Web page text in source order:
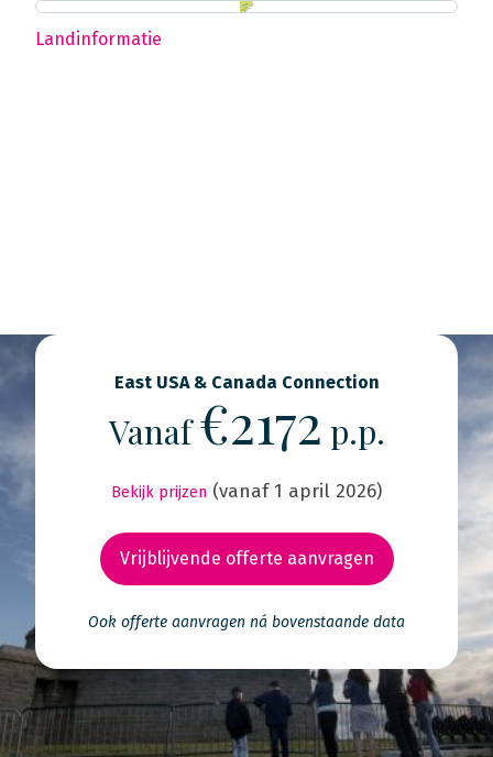
Landinformatie
East USA & Canada Connection
Vanaf€2172 p.p.
Bekijk prijzen (vanaf 1 april 2026)
Vrijblijvende offerte aanvragen
Ook offerte aanvragen ná bovenstaande data